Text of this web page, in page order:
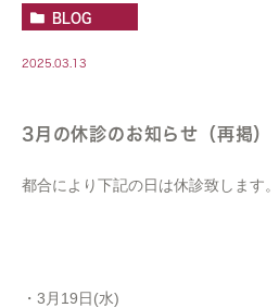
BLOG
2025.03.13
3月の休診のお知らせ（再掲）
都合により下記の日は休診致します。
・3月19日(水)